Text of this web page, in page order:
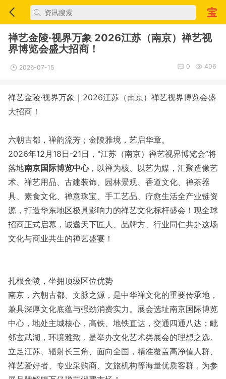
禅艺金陵·视界万象 2026江苏（南京）禅艺视
界博览会盛大招商！
2026-07-15 406
0
禅艺金陵·视界万象｜2026江苏（南京）禅艺视界博览会盛
大招商！
六朝古都，禅韵流芳；金陵雅境，艺启华章。
2026年12月18日-21日，"江苏（南京）禅艺视界博览会”将
落地南京国际博览中心，以禅为核、以艺为媒，汇聚造像艺
术、禅艺用品、古建装饰、园林景观、香道文化、禅茶器
具、素食文化、禅意珠宝、手工艺品、疗愈生活全产业链资
源，打造华东地区极具影响力的禅艺文化标杆盛会！现全球
招商正式启幕，诚邀天下匠人、品牌方、行业同仁共赴这场
文化与商业共生的禅艺盛宴！
扎根金陵，坐拥顶级区位优势
南京，六朝古都、文脉之源，是中华禅文化的重要传承地，
兼具深厚文化底蕴与强劲消费实力。展会选址南京国际博览
中心，地处主城核心，高铁、地铁直达，交通四通八达；毗
邻玄武湖，环境雅致，是举办文化艺术类展会的理想之选。
立足江苏、辐射长三角、面向全国，精准覆盖高净值人群、
禅艺爱好者、专业采购商、文旅机构等海量优质客群，为参